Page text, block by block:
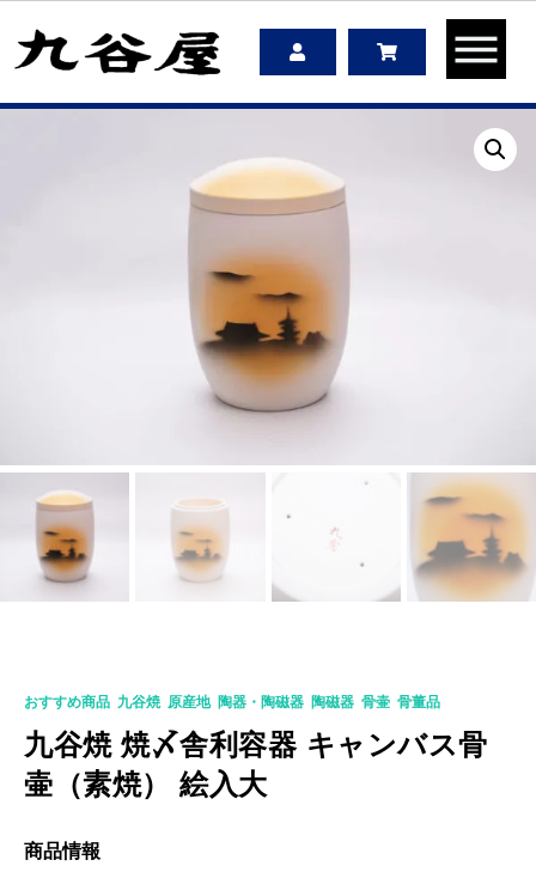
おすすめ商品 九谷焼, 原産地, 陶器・陶磁器 陶磁器 骨壷 骨董品
九谷焼 焼〆舎利容器 キャンバス骨
壷（素焼） 絵入大
商品情報